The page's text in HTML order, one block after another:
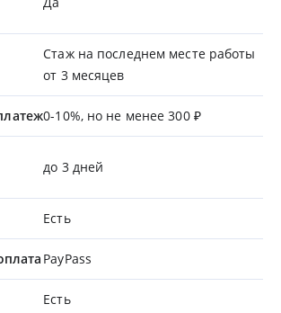
Стаж на последнем месте работы
от 3 месяцев
0-10%, но не менее 300 ₽
до 3 дней
Есть
PayPass
Есть